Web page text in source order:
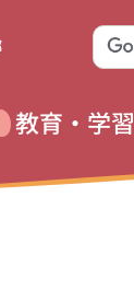
教育・学習